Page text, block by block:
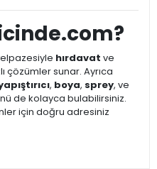
hırdavat ve
çözümler sunar. Ayrıca
, boya, sprey, ve
de kolayca bulabilirsiniz.
için doğru adresiniz